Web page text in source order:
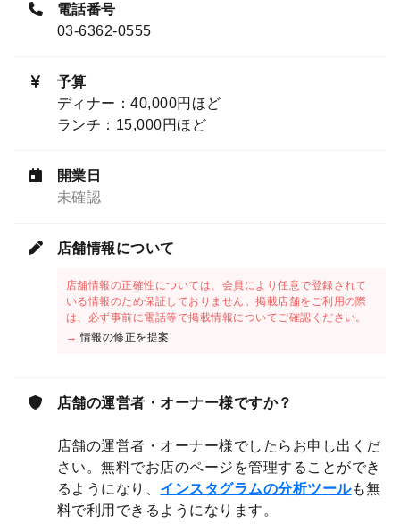
電話番号
03-6362-0555
予算
ディナー：40,000円ほど
ランチ：15,000円ほど
開業日
未確認
店舗情報について
店舗情報の正確性については、会員により任意で登録されて
いる情報のため保証しておりません。掲載店舗をご利用の際
は、必ず事前に電話等で掲載情報についてご確認ください。
→情報の修正を提案
店舗の運営者・オーナー様ですか？
店舗の運営者・オーナー様でしたらお申し出くだ
さい。無料でお店のページを管理することができ
るようになり、 インスタグラムの分析ツールも無
料で利用できるようになります。